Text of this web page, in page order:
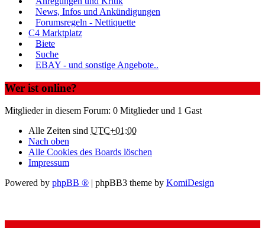
News, Infos und Ankündigungen
Forumsregeln - Nettiquette
C4 Marktplatz
Biete
Suche
EBAY - und sonstige Angebote..
Wer ist online?
Mitglieder in diesem Forum: 0 Mitglieder und 1 Gast
Alle Zeiten sind UTC+01:00
Nach oben
Alle Cookies des Boards löschen
Impressum
Powered by phpBB ® | phpBB3 theme by KomiDesign